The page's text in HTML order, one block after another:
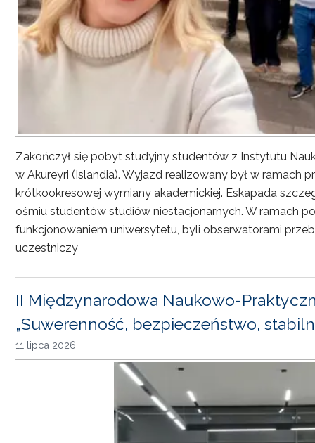
Zakończył się pobyt studyjny studentów z Instytutu
w Akureyri (Islandia). Wyjazd realizowany był w ramach
krótkookresowej wymiany akademickiej. Eskapada
ośmiu studentów studiów niestacjonarnych. W ramach
funkcjonowaniem uniwersytetu, byli obserwatorami
uczestniczy
II Międzynarodowa Naukowo-
„Suwerenność, bezpieczeństwo,
11 lipca 2026